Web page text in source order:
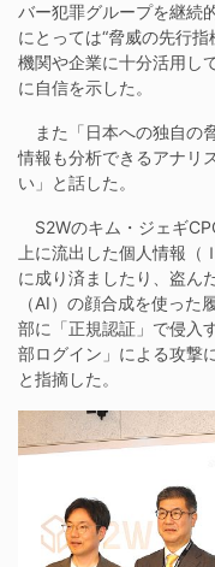
バー犯罪グループを継続
にとっては“脅威の先行
機関や企業に十分活用し
に自信を示した。
また「日本への独自の
情報も分析できるアナリ
い」と話した。
S2Wのキム・ジェギ
上に流出した個人情報（
に成り済ましたり、盗ん
（AI）の顔合成を使っ
部に「正規認証」で侵入
部ログイン」による攻撃
と指摘した。